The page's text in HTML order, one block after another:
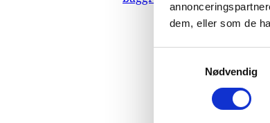
dem, eller som de
Nødvendig